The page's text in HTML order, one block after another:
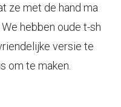
ze met de hand ma
hebben oude t-sh
versie te
om te maken.